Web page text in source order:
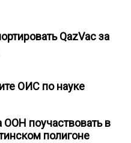
QazVac за
ОИС по науке
ООН поучаствовать в
полигоне